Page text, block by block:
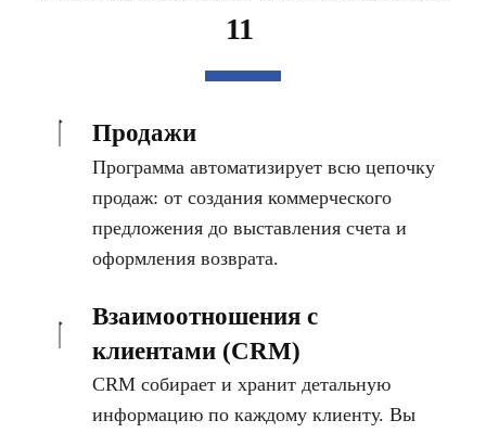
11
Продажи
Программа автоматизирует всю цепочку
продаж: от создания коммерческого
предложения до выставления счета и
оформления возврата.
Взаимоотношения с
клиентами (CRM)
CRM собирает и хранит детальную
информацию по каждому клиенту. Вы